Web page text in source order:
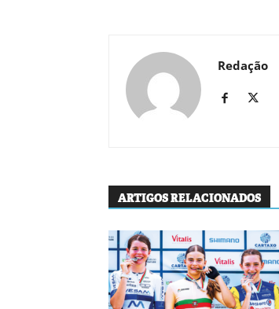
Redação
ARTIGOS RELACIONADOS